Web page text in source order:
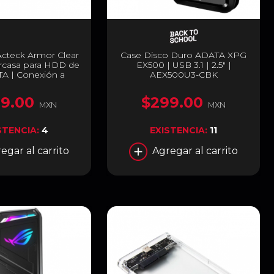
Armor Clear
para HDD de
| Conexión a
A 3.0 | 5 Gbps |
| AC-934688
MXN
4
al carrito
Case Disco Duro ADATA XPG
EX500 | USB 3.1 | 2.5" |
AEX500U3-CBK
$299.00 MXN
EXISTENCIA: 11
Agregar al carrito